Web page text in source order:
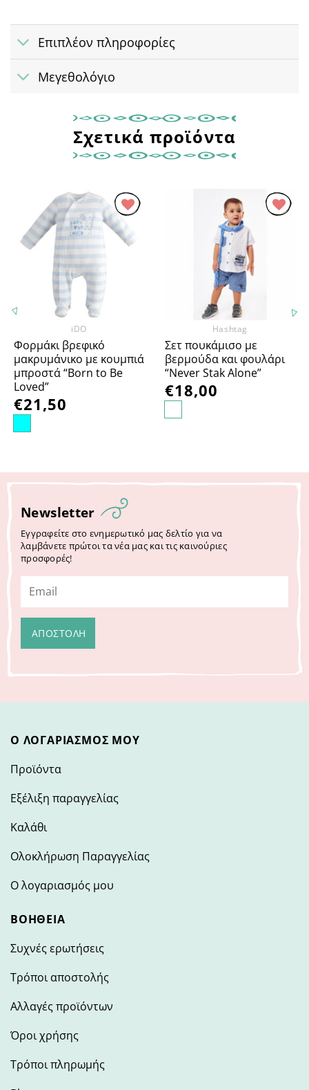
Επιπλέον πληροφορίες
Μεγεθολόγιο
Σχετικά προϊόντα
Προσθήκη
στα
Αγαπημένα
iDO
Φορμάκι βρεφικό
μακρυμάνικο με κουμπιά
μπροστά “Born to Be
Loved”
€21,50
Προσθήκη
Αγαπημένα
Hashtag
Σετ πουκάμισο με
βερμούδα και φουλάρι
“Never Stak Alone”
€18,00
Newsletter
Εγγραφείτε στο ενημερωτικό μας δελτίο για να
λαμβάνετε πρώτοι τα νέα μας και τις καινούριες
προσφορές!
Ο ΛΟΓΑΡΙΑΣΜΌΣ ΜΟΥ
Προϊόντα
Εξέλιξη παραγγελίας
Καλάθι
Ολοκλήρωση Παραγγελίας
Ο λογαριασμός μου
ΒΟΉΘΕΙΑ
Συχνές ερωτήσεις
Τρόποι αποστολής
Αλλαγές προϊόντων
Όροι χρήσης
Τρόποι πληρωμής